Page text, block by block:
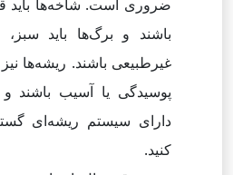
ضروری است. شاخه‌ها باید
باشند و برگ‌ها باید
غیرطبیعی باشند. ریشه‌ها
پوسیدگی یا آسیب باشند
دارای سیستم ریشه‌ای
کنید.